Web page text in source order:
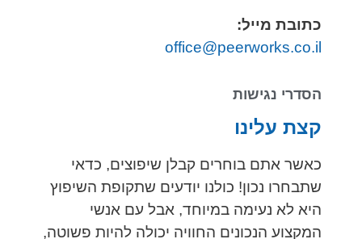
כתובת מייל:
office@peerworks.co.il
הסדרי נגישות
קצת עלינו
כאשר אתם בוחרים קבלן שיפוצים, כדאי
שתבחרו נכון! כולנו יודעים שתקופת השיפוץ
היא לא נעימה במיוחד, אבל עם אנשי
המקצוע הנכונים החוויה יכולה להיות פשוטה,